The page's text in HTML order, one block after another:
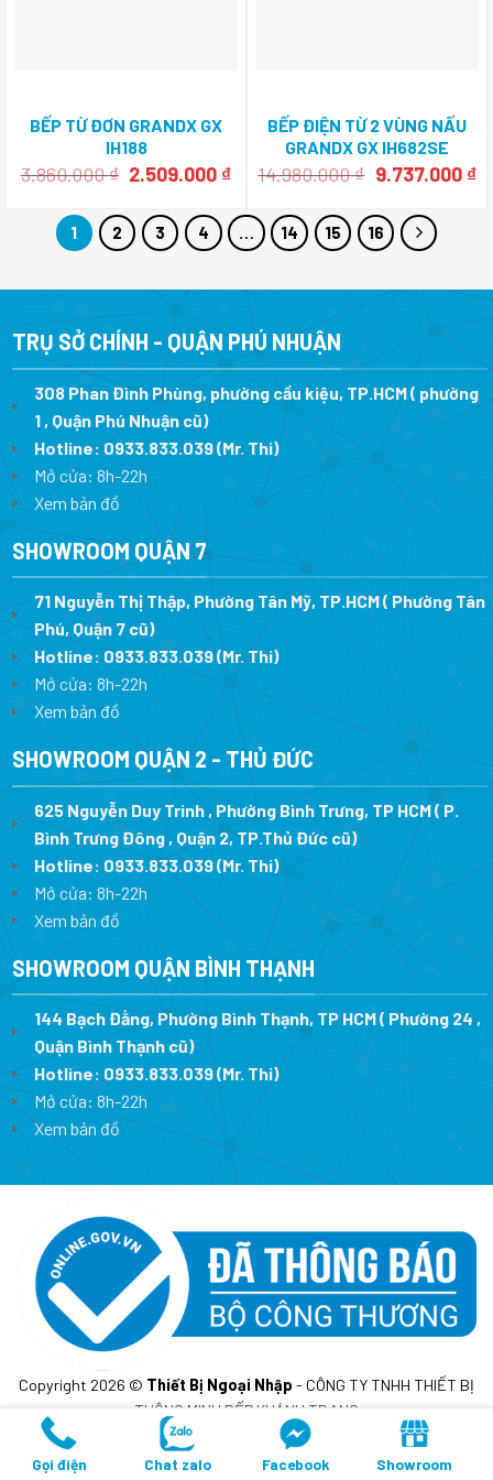
BẾP TỪ ĐƠN GRANDX GX
IH188
3.860.000₫ Giá
là:
3.860.000 ₫.
2.509.000 ₫Giá
tại
là:
2.509.000 ₫.
BẾP ĐIỆN TỪ 2 VÙNG NẤU
GRANDX GX IH682SE
SERIES 6
14.980.000₫ Giá
là:
14.980.000 ₫.
9.737.000 ₫
1 2 3 4 … 14 15 16
TRỤ SỞ CHÍNH - QUẬN PHÚ NHUẬN
308 Phan Đình Phùng, phường cầu kiệu, TP.HCM ( phường
1 , Quận Phú Nhuận cũ)
Hotline: 0933.833.039(Mr. Thi)
Mở cửa: 8h-22h
Xem bản đồ
SHOWROOM QUẬN 7
71 Nguyễn Thị Thập, Phường Tân Mỹ, TP.HCM ( Phường Tân
Phú, Quận 7 cũ)
Hotline: 0933.833.039(Mr. Thi)
Mở cửa: 8h-22h
Xem bản đồ
SHOWROOM QUẬN 2 - THỦ ĐỨC
625 Nguyễn Duy Trinh , Phường Bình Trưng, TP HCM ( P.
Bình Trưng Đông , Quận 2, TP.Thủ Đức cũ)
Hotline: 0933.833.039(Mr. Thi)
Mở cửa: 8h-22h
Xem bản đồ
SHOWROOM QUẬN BÌNH THẠNH
144 Bạch Đằng, Phường Bình Thạnh, TP HCM ( Phường 24 ,
Quận Bình Thạnh cũ)
Hotline: 0933.833.039(Mr. Thi)
Mở cửa: 8h-22h
Xem bản đồ
Copyright 2026 © Thiết Bị Ngoại Nhập - CÔNG TY TNHH THIẾT BỊ
THÔNG MINH BẾP KHÁNH TRANG
MST: 0317675241- Cấp lần đầu ngày 10/02/2023 tại sở KH&DT
TP.HCM
Gọi điện Chat zalo Facebook Showroom